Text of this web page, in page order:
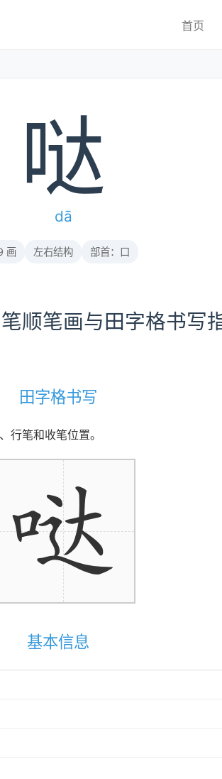
首页
哒
dā
画 左右结构 部首：口
顺笔画与田字格书写
田字格书写
行笔和收笔位置。
基本信息